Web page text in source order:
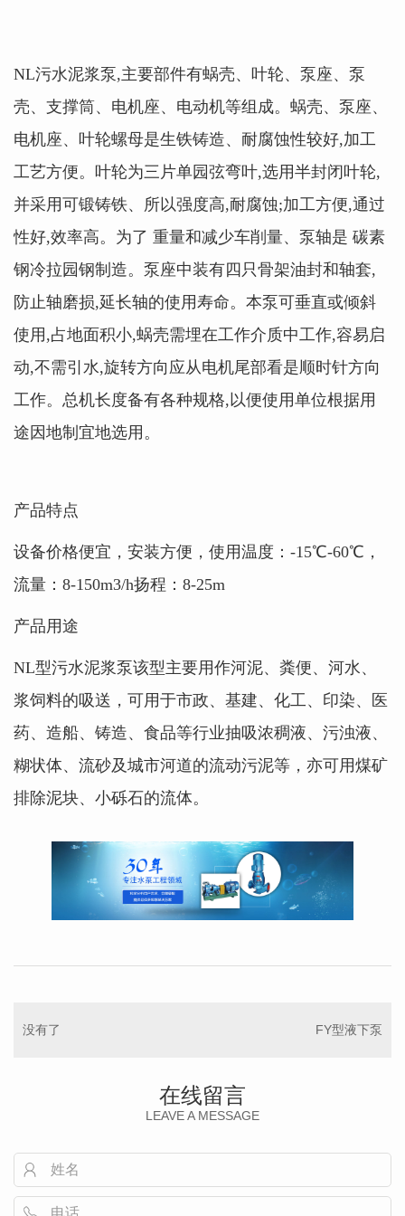
NL污水泥浆泵,主要部件有蜗壳、叶轮、泵座、泵
壳、支撑筒、电机座、电动机等组成。蜗壳、泵座、
电机座、叶轮螺母是生铁铸造、耐腐蚀性较好,加工
工艺方便。叶轮为三片单园弦弯叶,选用半封闭叶轮,
并采用可锻铸铁、所以强度高,耐腐蚀;加工方便,通过
性好,效率高。为了 重量和减少车削量、泵轴是 碳素
钢冷拉园钢制造。泵座中装有四只骨架油封和轴套,
防止轴磨损,延长轴的使用寿命。本泵可垂直或倾斜
使用,占地面积小,蜗壳需埋在工作介质中工作,容易启
动,不需引水,旋转方向应从电机尾部看是顺时针方向
工作。总机长度备有各种规格,以便使用单位根据用
途因地制宜地选用。
产品特点
设备价格便宜，安装方便，使用温度：-15℃-60℃，
流量：8-150m3/h扬程：8-25m
产品用途
NL型污水泥浆泵该型主要用作河泥、粪便、河水、
浆饲料的吸送，可用于市政、基建、化工、印染、医
药、造船、铸造、食品等行业抽吸浓稠液、污浊液、
糊状体、流砂及城市河道的流动污泥等，亦可用煤矿
排除泥块、小砾石的流体。
没有了 FY型液下泵
在线留言
LEAVE A MESSAGE